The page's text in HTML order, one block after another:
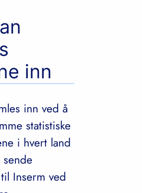
inn
inn ved å
statistiske
i hvert land
Inserm ved